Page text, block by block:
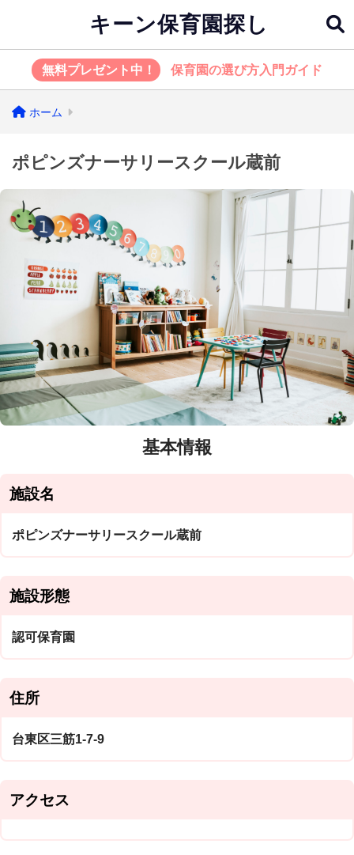
キーン保育園探し
無料プレゼント中！ 保育園の選び方入門ガイド
ホーム
ポピンズナーサリースクール蔵前
基本情報
施設名
ポピンズナーサリースクール蔵前
施設形態
認可保育園
住所
台東区三筋1-7-9
アクセス